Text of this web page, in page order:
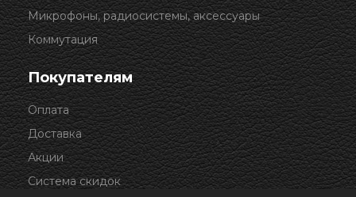
Микрофоны, радиосистемы, аксессуары
Коммутация
Покупателям
Оплата
Доставка
Акции
Система скидок